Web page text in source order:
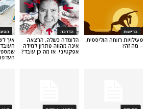
הסעדה
איך לשפר את חווית
העובד עם מזון בריא
שמספק מענה למגוון
העדפות
הדרכה
הלומדה כשלה, הרצאה
אינה מהווה פתרון למידה
אפקטיבי. אז מה כן עובד?
הוליסטית